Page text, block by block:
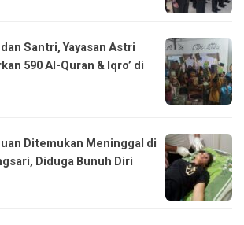
Santri, Yayasan Astri
590 Al-Quran & Iqro’ di
Ditemukan Meninggal di
Diduga Bunuh Diri